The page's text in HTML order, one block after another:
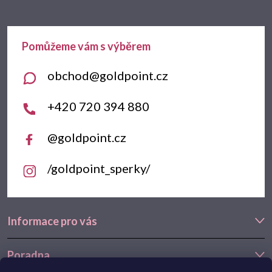
a
Informace pro vás
Poradna
obchod@goldpoint.cz
+420 720 394 880
@goldpoint.cz
/goldpoint_sperky/